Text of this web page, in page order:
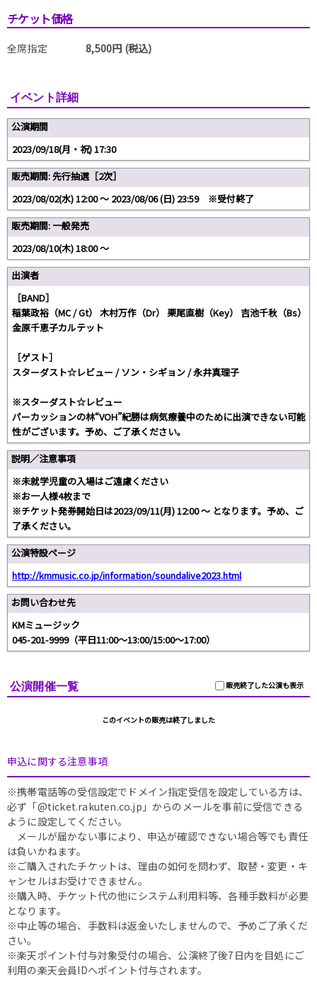
チケット価格
全席指定 8,500円 (税込)
イベント詳細
公演期間
2023/09/18(月・祝) 17:30
販売期間: 先行抽選［2次］
2023/08/02(水) 12:00 〜 2023/08/06 (日) 23:59 ※受付終了
販売期間: 一般発売
2023/08/10(木) 18:00 〜
出演者
［BAND］
稲葉政裕（MC / Gt） 木村万作（Dr） 栗尾直樹（Key） 吉池千秋（Bs）
金原千恵子カルテット
［ゲスト］
スターダスト☆レビュー / ソン・シギョン / 永井真理子
※スターダスト☆レビュー
パーカッションの林“VOH”紀勝は病気療養中のために出演できない可能
性がございます。予め、ご了承ください。
説明／注意事項
※未就学児童の入場はご遠慮ください
※お一人様4枚まで
※チケット発券開始日は2023/09/11(月) 12:00 〜 となります。予め、ご
了承ください。
公演特設ページ
http://kmmusic.co.jp/information/soundalive2023.html
お問い合わせ先
KMミュージック
045-201-9999（平日11:00～13:00/15:00～17:00）
販売終了した公演も表示
公演開催一覧
このイベントの販売は終了しました
申込に関する注意事項
※携帯電話等の受信設定でドメイン指定受信を設定している方は、
必ず「@ticket.rakuten.co.jp」からのメールを事前に受信できる
ように設定してください。
メールが届かない事により、申込が確認できない場合等でも責任
は負いかねます。
※ご購入されたチケットは、理由の如何を問わず、取替・変更・キ
ャンセルはお受けできません。
※購入時、チケット代の他にシステム利用料等、各種手数料が必要
となります。
※中止等の場合、手数料は返金いたしませんので、予めご了承くだ
さい。
※楽天ポイント付与対象受付の場合、公演終了後7日内を目処にご
利用の楽天会員IDへポイント付与されます。